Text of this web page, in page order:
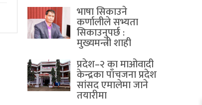
भाषा सिकाउने
कर्णालीले सभ्यता
सिकाउनुपर्छ :
मुख्यमन्त्री शाही
प्रदेश–२ का माओवादी
केन्द्रका पाँचजना प्रदेश
सांसद एमालेमा जाने
तयारीमा